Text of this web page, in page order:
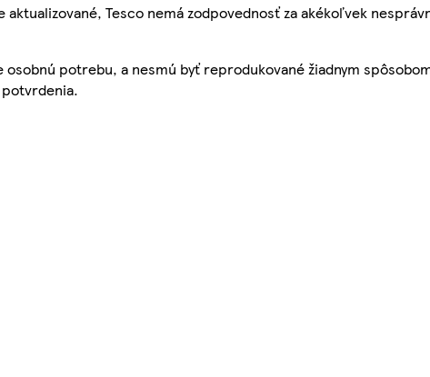
Tesco nemá zodpovednosť za akékoľvek
potrebu, a nesmú byť reprodukované žiadnym